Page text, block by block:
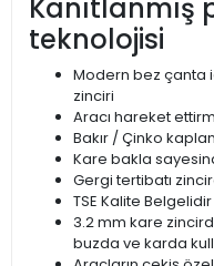
Kanıtlanmış
teknolojisi
Modern bez çanta
zinciri
Aracı hareket
Bakır / Çinko
Kare bakla
Gergi tertibatı
TSE Kalite Belgelidir
3.2 mm kare
buzda ve karda